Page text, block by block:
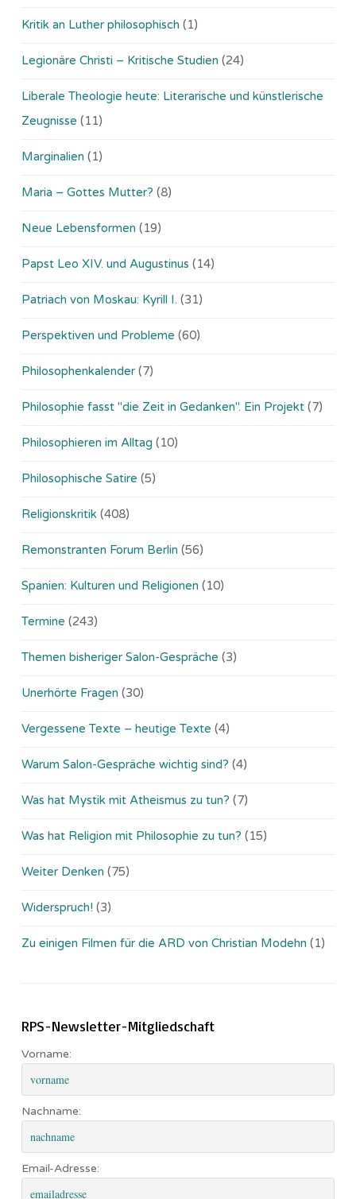
Kritik an Luther philosophisch (1)
Legionäre Christi – Kritische Studien (24)
Liberale Theologie heute: Literarische und künstlerische
Zeugnisse (11)
Marginalien (1)
Maria – Gottes Mutter? (8)
Neue Lebensformen (19)
Papst Leo XIV. und Augustinus (14)
Patriach von Moskau: Kyrill I. (31)
Perspektiven und Probleme (60)
Philosophenkalender (7)
Philosophie fasst "die Zeit in Gedanken". Ein Projekt (7)
Philosophieren im Alltag (10)
Philosophische Satire (5)
Religionskritik (408)
Remonstranten Forum Berlin (56)
Spanien: Kulturen und Religionen (10)
Termine (243)
Themen bisheriger Salon-Gespräche (3)
Unerhörte Fragen (30)
Vergessene Texte – heutige Texte (4)
Warum Salon-Gespräche wichtig sind? (4)
Was hat Mystik mit Atheismus zu tun? (7)
Was hat Religion mit Philosophie zu tun? (15)
Weiter Denken (75)
Widerspruch! (3)
Zu einigen Filmen für die ARD von Christian Modehn (1)
RPS-Newsletter-Mitgliedschaft
Vorname:
Nachname:
Email-Adresse: